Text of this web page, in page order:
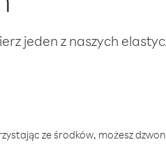
jeden z naszych
ze środków, możesz